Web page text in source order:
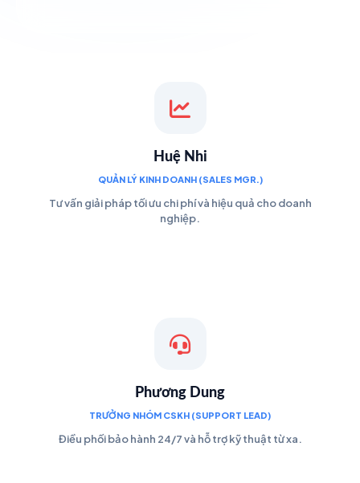
Huệ Nhi
QUẢN LÝ KINH DOANH (SALES MGR.)
Tư vấn giải pháp tối ưu chi phí và hiệu quả cho doanh
nghiệp.
Phương Dung
TRƯỞNG NHÓM CSKH (SUPPORT LEAD)
Điều phối bảo hành 24/7 và hỗ trợ kỹ thuật từ xa.